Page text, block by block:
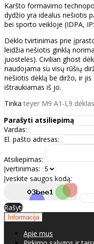
Karšto formavimo
dydžio yra idealus nešiotis
bei sporto veikloje (IDPA,
Dėklo tvirtinimas prie
leidžia nešiotis ginklą
juostelės). Civilian ghost
naudojama su visų rūšių
nešiotis dėklą be diržo, ir
ištraukiamas iš jo.
Tinkateyer M9 A1-L9 dėklas
Parašyti atsiliepimą
Vardas:
El. pašto adresas:
Atsiliepimas:
Įvertinimas:
Įveskite saugos kodą:
Rašyti
Informacija
Apie mus